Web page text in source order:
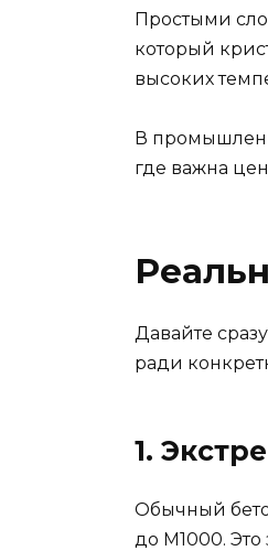
Простыми
который
высоких
В
где важна
Давайте
ради
1.
Обычный
до М1000. Это